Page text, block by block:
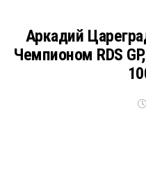
Аркадий
Чемпионом RDS